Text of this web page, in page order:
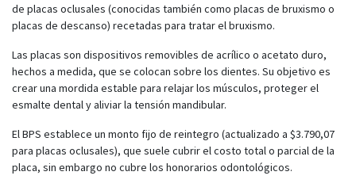
de placas oclusales (conocidas también como placas de bruxismo o
placas de descanso) recetadas para tratar el bruxismo.
Las placas son dispositivos removibles de acrílico o acetato duro,
hechos a medida, que se colocan sobre los dientes. Su objetivo es
crear una mordida estable para relajar los músculos, proteger el
esmalte dental y aliviar la tensión mandibular.
El BPS establece un monto fijo de reintegro (actualizado a $3.790,07
para placas oclusales), que suele cubrir el costo total o parcial de la
placa, sin embargo no cubre los honorarios odontológicos.